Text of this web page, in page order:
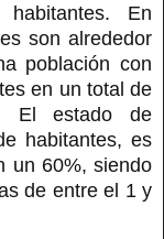
En
son alrededor
población con
en un total de
El estado de
habitantes, es
un 60%, siendo
de entre el 1 y